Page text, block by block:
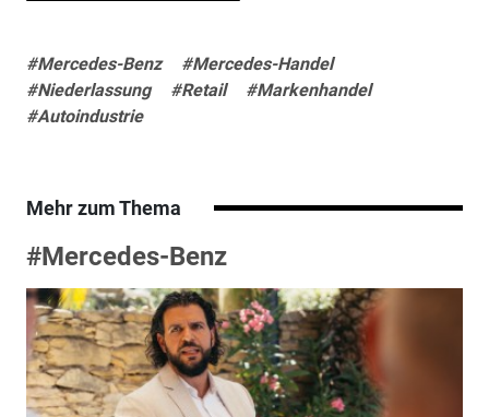
#Mercedes-Benz
#Mercedes-Handel
#Niederlassung
#Retail
#Markenhandel
#Autoindustrie
Mehr zum Thema
#Mercedes-Benz